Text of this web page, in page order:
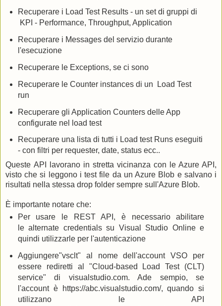
Recuperare i Load Test Results - un set di gruppi di
KPI - Performance, Throughput, Application
Recuperare i Messages del servizio durante
l'esecuzione
Recuperare le Exceptions, se ci sono
Recuperare le Counter instances di un Load Test
run
Recuperare gli Application Counters delle App
configurate nel load test
Recuperare una lista di tutti i Load test Runs eseguiti
- con filtri per requester, date, status ecc..
Queste API lavorano in stretta vicinanza con le Azure API,
visto che si leggono i test file da un Azure Blob e salvano i
risultati nella stessa drop folder sempre sull'Azure Blob.
È importante notare che:
Per usare le REST API, è necessario abilitare
le alternate credentials su Visual Studio Online e
quindi utilizzarle per l'autenticazione
Aggiungere"vsclt" al nome dell'account VSO per
essere rediretti al "Cloud-based Load Test (CLT)
service" di visualstudio.com. Ade sempio, se
l'account è https://abc.visualstudio.com/, quando si
utilizzano le API